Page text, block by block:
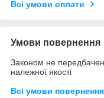
Всі умови оплати
Умови повернення
Законом не
належної якості
Всі умови повернення